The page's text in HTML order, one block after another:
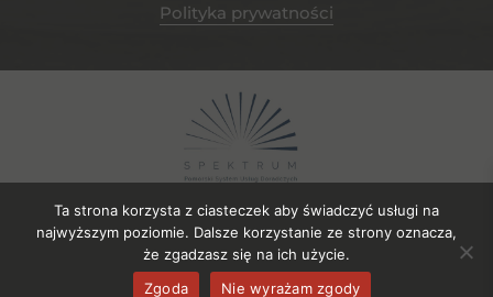
Polityka prywatności
Projekt współfinansowany ze środków EFRR. Numer umowy o
Ta strona korzysta z ciasteczek aby świadczyć usługi na
najwyższym poziomie. Dalsze korzystanie ze strony oznacza,
że zgadzasz się na ich użycie.
Zgoda
Nie wyrażam zgody